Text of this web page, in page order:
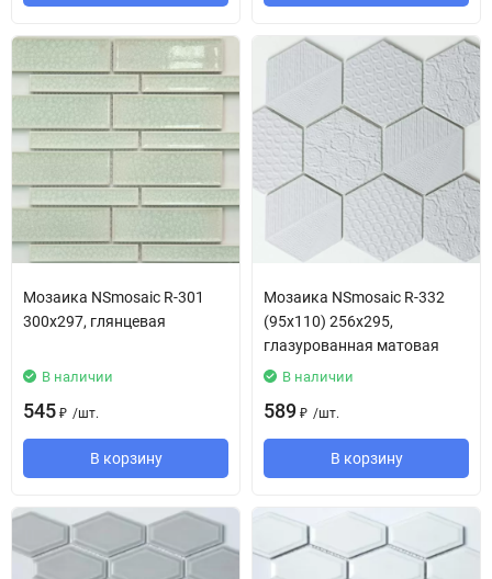
Мозаика NSmosaic R-301
300х297, глянцевая
В наличии
545 ₽ /шт.
В корзину
Мозаика NSmosaic R-332
(95x110) 256х295,
глазурованная матовая
В наличии
589 ₽ /шт.
В корзину